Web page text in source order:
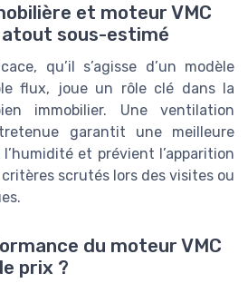
et moteur VMC
sous-estimé
qu’il s’agisse d’un modèle
flux, joue un rôle clé dans la
immobilier. Une ventilation
garantit une meilleure
et prévient l’apparition
scrutés lors des visites ou
du moteur VMC
prix ?